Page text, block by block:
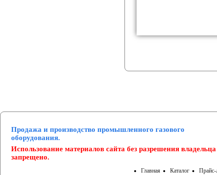
Продажа и производство промышленного газового
оборудования.
Использование материалов сайта без разрешения владельца
запрещено.
Главная Каталог Прайс-